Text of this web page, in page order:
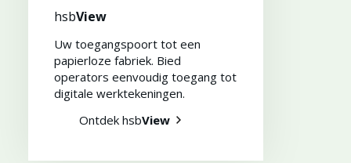
hsbView
Uw toegangspoort tot een
papierloze fabriek. Bied
operators eenvoudig toegang tot
digitale werktekeningen.
Ontdek hsbView